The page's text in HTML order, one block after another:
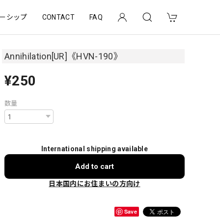
シップ CONTACT FAQ
Annihilation[UR]《HVN-190》
¥250
数量
International shipping available
Add to cart
日本国内にお住まいの方向け
Save